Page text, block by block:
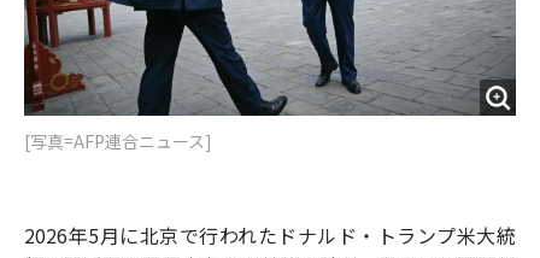
[写真=AFP連合ニュース]
2026年5月に北京で行われたドナルド・トランプ米大統